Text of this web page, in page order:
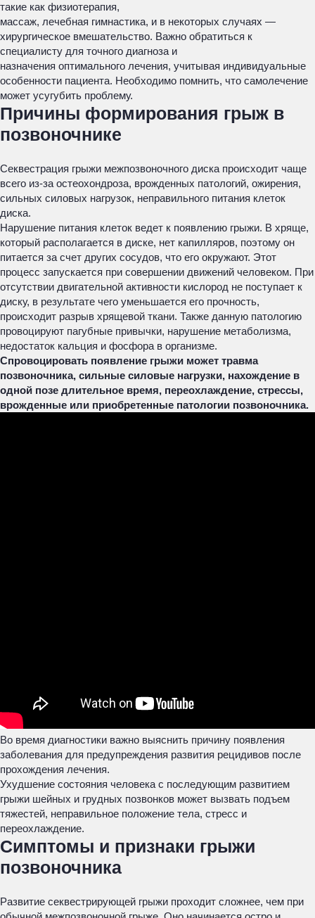
такие как физиотерапия,
массаж, лечебная гимнастика, и в некоторых случаях —
хирургическое вмешательство. Важно обратиться к
специалисту для точного диагноза и
назначения оптимального лечения, учитывая индивидуальные
особенности пациента. Необходимо помнить, что самолечение
может усугубить проблему.
Причины формирования грыж в
позвоночнике
Секвестрация грыжи межпозвоночного диска происходит чаще
всего из-за остеохондроза, врожденных патологий, ожирения,
сильных силовых нагрузок, неправильного питания клеток
диска.
Нарушение питания клеток ведет к появлению грыжи. В хряще,
который располагается в диске, нет капилляров, поэтому он
питается за счет других сосудов, что его окружают. Этот
процесс запускается при совершении движений человеком. При
отсутствии двигательной активности кислород не поступает к
диску, в результате чего уменьшается его прочность,
происходит разрыв хрящевой ткани. Также данную патологию
провоцируют пагубные привычки, нарушение метаболизма,
недостаток кальция и фосфора в организме.
Спровоцировать появление грыжи может травма
позвоночника, сильные силовые нагрузки, нахождение в
одной позе длительное время, переохлаждение, стрессы,
врожденные или приобретенные патологии позвоночника.
Во время диагностики важно выяснить причину появления
заболевания для предупреждения развития рецидивов после
прохождения лечения.
Ухудшение состояния человека с последующим развитием
грыжи шейных и грудных позвонков может вызвать подъем
тяжестей, неправильное положение тела, стресс и
переохлаждение.
Симптомы и признаки грыжи
позвоночника
Развитие секвестрирующей грыжи проходит сложнее, чем при